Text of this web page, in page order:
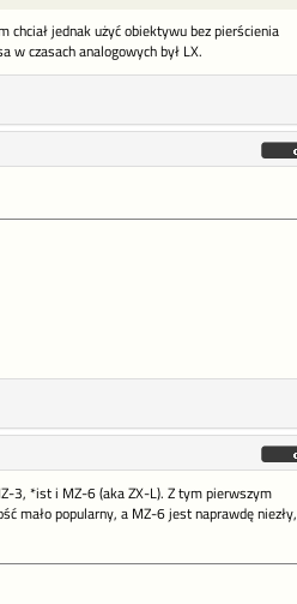
chciał jednak użyć obiektywu bez pierścienia
czasach analogowych był LX.
3, *ist i MZ-6 (aka ZX-L). Z tym pierwszym
mało popularny, a MZ-6 jest naprawdę niezły,